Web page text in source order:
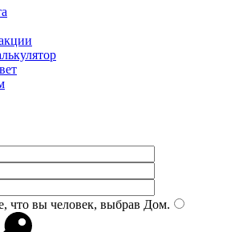
что вы человек, выбрав Дом.